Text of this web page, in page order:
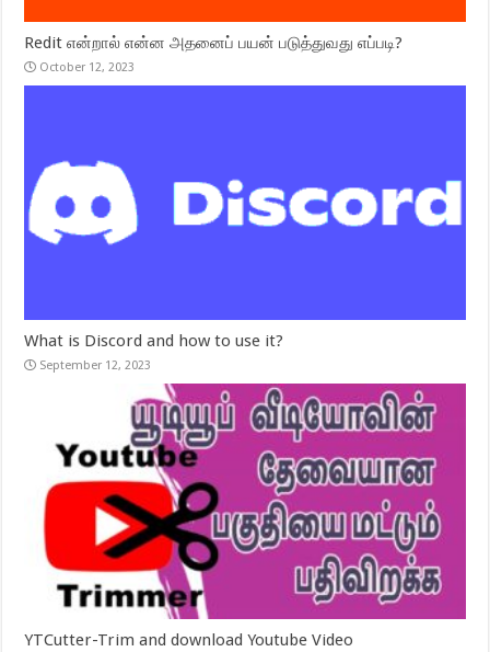
Redit என்றால் என்ன அதனைப் பயன் படுத்துவது எப்படி?
October 12, 2023
What is Discord and how to use it?
September 12, 2023
YTCutter-Trim and download Youtube Video